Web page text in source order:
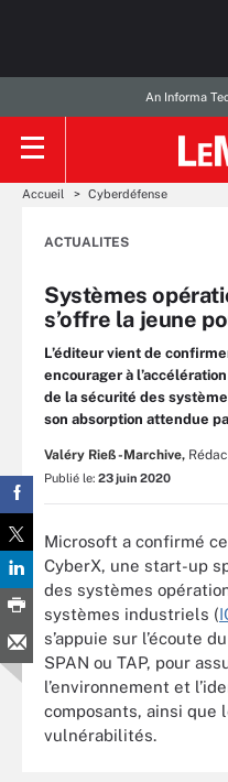
An Informa
Accueil Cyberdéfense
ACTUALITES
Systèmes
s’offre la jeune
L’éditeur vient de
encourager à
de la sécurité des
son absorption attendue
Valéry Rieß-Marchive,
Publié le: 23 juin 2020
Microsoft a confirmé
CyberX, une start-up
des systèmes
systèmes industriels (
s’appuie sur l’écoute
SPAN ou TAP, pour
l’environnement et
composants, ainsi que
vulnérabilités.